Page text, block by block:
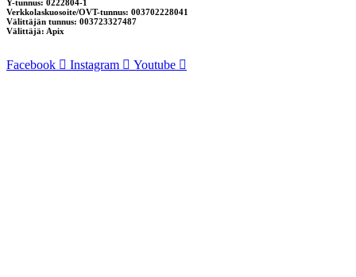
Y-tunnus: 0222804-1
Verkkolaskuosoite/OVT-tunnus: 003702228041
Välittäjän tunnus: 003723327487
Välittäjä: Apix
Facebook Instagram Youtube